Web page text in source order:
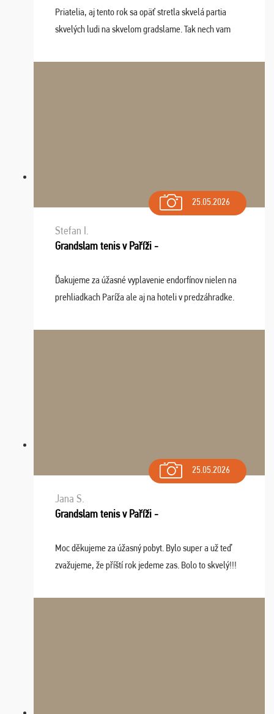
Priatelia, aj tento rok sa opäť stretla skvelá partia
skvelých ludi na skvelom gradslame. Tak nech vam
sa na budúci rok. Prajem vam este veľa ta ...
25.05.2026
Stefan I.
Grandslam tenis v Paříži -
Ďakujeme za úžasné vyplavenie endorfínov nielen na
prehliadkach Paríža ale aj na hoteli v predzáhradke.
spomínať a zväžujeme repete budúci rok : ...
25.05.2026
Jana S.
Grandslam tenis v Paříži -
Moc děkujeme za úžasný pobyt. Bylo super a už teď
zvažujeme, že příští rok jedeme zas. Bolo to skvelý!!!